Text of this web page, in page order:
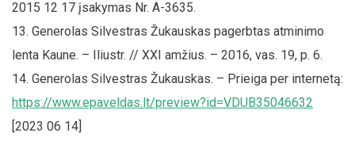
2015 12 17 įsakymas Nr. A-3635.
Generolas Silvestras Žukauskas pagerbtas atminimo
lenta Kaune. – Iliustr. // XXI amžius. – 2016, vas. 19, p. 6.
Generolas Silvestras Žukauskas. – Prieiga per internetą:
https://www.epaveldas.lt/preview?id=VDUB35046632
[2023 06 14]